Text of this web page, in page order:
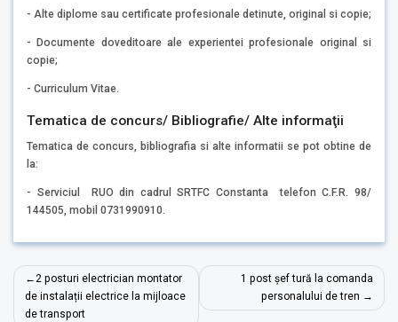
- Alte diplome sau certificate profesionale detinute, original si copie;
- Documente doveditoare ale experientei profesionale original si
copie;
- Curriculum Vitae.
Tematica de concurs/ Bibliografie/ Alte informaţii
Tematica de concurs, bibliografia si alte informatii se pot obtine de
la:
- Serviciul RUO din cadrul SRTFC Constanta telefon C.F.R. 98/
144505, mobil 0731990910.
Post
navigation
2 posturi electrician montator
de instalații electrice la mijloace
de transport
1 post șef tură la comanda
personalului de tren